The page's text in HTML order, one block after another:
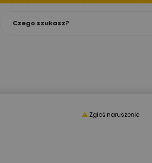
Zgłoś naruszenie